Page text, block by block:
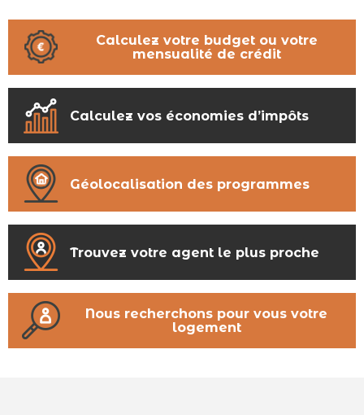
Calculez votre budget ou votre
mensualité de crédit
Calculez vos économies d’impôts
Géolocalisation des programmes
Trouvez votre agent le plus proche
Nous recherchons pour vous votre
logement